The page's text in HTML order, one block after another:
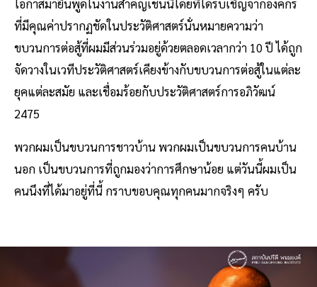
โอกาสมายืนพูดในงานสำคัญเช่นนี้โดยที่ได้รับเชิญจากองค์กร
ที่มีคุณค่าปรากฏชัดในประวัติศาสตร์นั่นหมายความว่า
ขบวนการต่อสู้ที่ผมมีส่วนร่วมอยู่ด้วยตลอดเวลากว่า 10 ปี ได้ถูก
จัดวางในเวทีประวัติศาสตร์เคียงข้างกับขบวนการต่อสู้ในแต่ละ
ยุคแต่ละสมัย และเชื่อมร้อยกับประวัติศาสตร์การอภิวัฒน์
2475
พวกผมเป็นขบวนการชาวบ้าน พวกผมเป็นขบวนการคนบ้าน
นอก เป็นขบวนการที่ถูกมองว่าการศึกษาน้อย แต่วันนี้ผมเป็น
คนนึงที่ได้มาอยู่ที่นี้ กราบขอบคุณทุกคนมากจริงๆ ครับ